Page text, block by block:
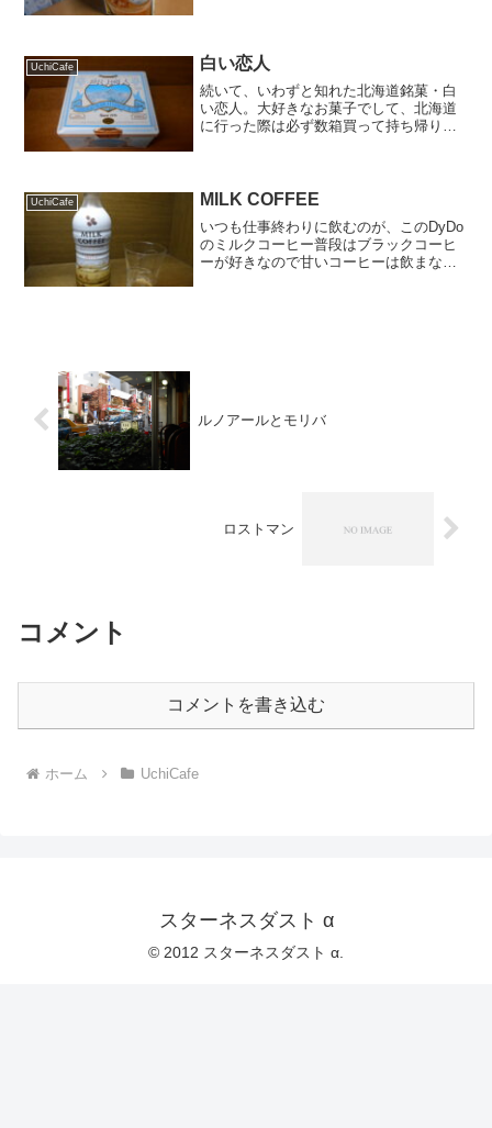
美味しかったです！ミル...
UchiCafe 白い恋人
続いて、いわずと知れた北海道銘菓・白
い恋人。大好きなお菓子でして、北海道
に行った際は必ず数箱買って持ち帰りま
UchiCafe MILK COFFEE
いつも仕事終わりに飲むのが、このDyDo
のミルクコーヒー普段はブラックコーヒ
ーが好きなので甘いコーヒーは飲まない
ルノアールとモリバ
ロストマン
コメント
コメントを書き込む
ホーム UchiCafe
スターネスダスト α
© 2012 スターネスダスト α.